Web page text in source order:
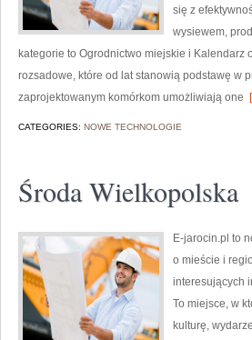
się z
wysiewem,
kategorie to Ogrodnictwo miejskie i
rozsadowe, które od lat stanowią podstawę w
zaprojektowanym komórkom umożliwiają one
CATEGORIES: NOWE TECHNOLOGIE
Środa Wielkopolska
E-jarocin.pl to
o mieście i
interesujących
To miejsce, w
kulturę,